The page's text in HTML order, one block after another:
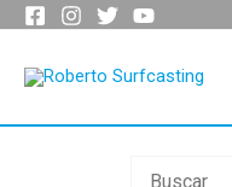
contenido